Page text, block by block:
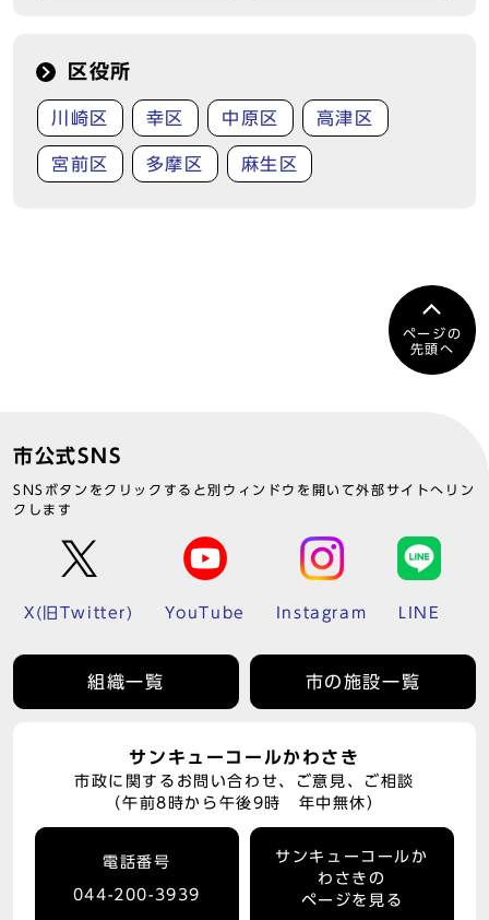
区役所
川崎区 幸区 中原区 高津区
宮前区 多摩区 麻生区
ページの
先頭へ
市公式SNS
SNSボタンをクリックすると別ウィンドウを開いて外部サイトへリン
クします
X(旧Twitter) YouTube Instagram LINE
組織一覧 市の施設一覧
サンキューコールかわさき
市政に関するお問い合わせ、ご意見、ご相談
（午前8時から午後9時 年中無休）
電話番号
044-200-3939
サンキューコールか
わさきの
ページを見る